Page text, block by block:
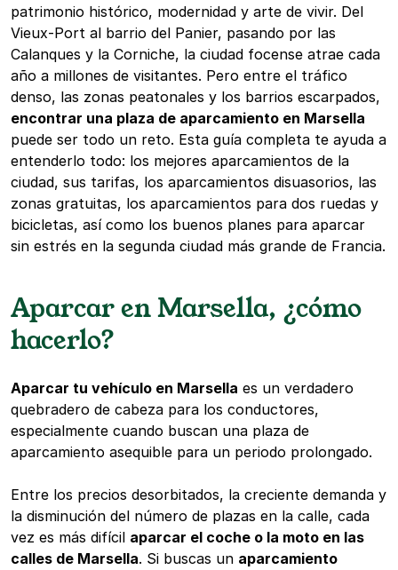
patrimonio histórico, modernidad y arte de vivir. Del
Vieux-Port al barrio del Panier, pasando por las
Calanques y la Corniche, la ciudad focense atrae cada
año a millones de visitantes. Pero entre el tráfico
denso, las zonas peatonales y los barrios escarpados,
encontrar una plaza de aparcamiento en Marsella
puede ser todo un reto. Esta guía completa te ayuda a
entenderlo todo: los mejores aparcamientos de la
ciudad, sus tarifas, los aparcamientos disuasorios, las
zonas gratuitas, los aparcamientos para dos ruedas y
bicicletas, así como los buenos planes para aparcar
sin estrés en la segunda ciudad más grande de Francia.
Aparcar en Marsella, ¿cómo
hacerlo?
Aparcar tu vehículo en Marsella es un verdadero
quebradero de cabeza para los conductores,
especialmente cuando buscan una plaza de
aparcamiento asequible para un periodo prolongado.
Entre los precios desorbitados, la creciente demanda y
la disminución del número de plazas en la calle, cada
vez es más difícil aparcar el coche o la moto en las
calles de Marsella. Si buscas un aparcamiento